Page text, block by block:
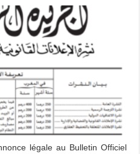
légale au Bulletin Officiel